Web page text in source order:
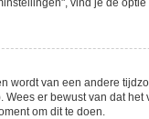
wordt van een andere
Wees er bewust van dat
om dit te doen.